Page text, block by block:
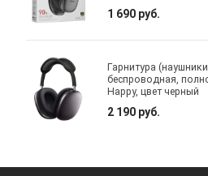
1 690 руб.
Гарнитура
беспроводная,
Happy, цвет черный
2 190 руб.